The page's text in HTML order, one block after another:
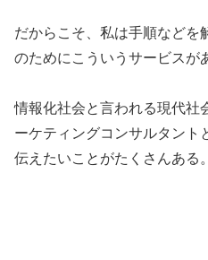
だからこそ、私は手順などを
のためにこういうサービスが
情報化社会と言われる現代社
ーケティングコンサルタント
伝えたいことがたくさんある。